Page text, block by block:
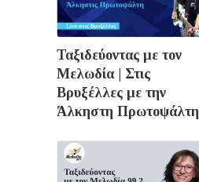
Ταξιδεύοντας με τον
Μελωδία | Στις
Βρυξέλλες με την
Άλκηστη Πρωτοψάλτη